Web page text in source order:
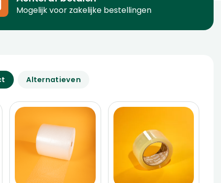
Mogelijk voor zakelijke bestellingen
Alternatieven